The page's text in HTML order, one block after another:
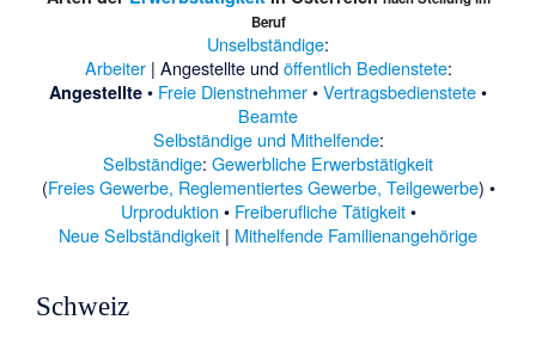
Beruf
Unselbständige:
Arbeiter| Angestellte undöffentlich Bedienstete:
Angestellte • Freie Dienstnehmer•Vertragsbedienstete•
Beamte
Selbständige und Mithelfende:
Selbständige: Gewerbliche Erwerbstätigkeit
(Freies Gewerbe, Reglementiertes Gewerbe, Teilgewerbe) •
Urproduktion • Freiberufliche Tätigkeit•
Neue Selbständigkeit | Mithelfende Familienangehörige
Schweiz